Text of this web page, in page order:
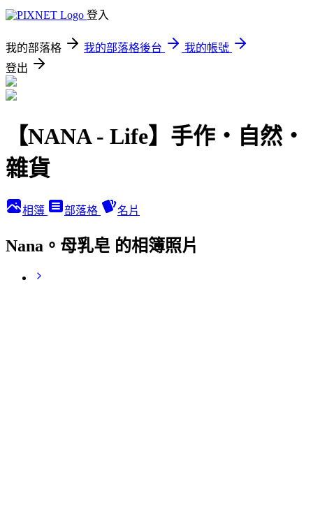
登入
我的部落格 我的部落格後台
我的帳號
登出
【NANA - Life】手作‧自然‧
雜貨
相簿 部落格 名片
Nana。母乳皂 的相簿照片